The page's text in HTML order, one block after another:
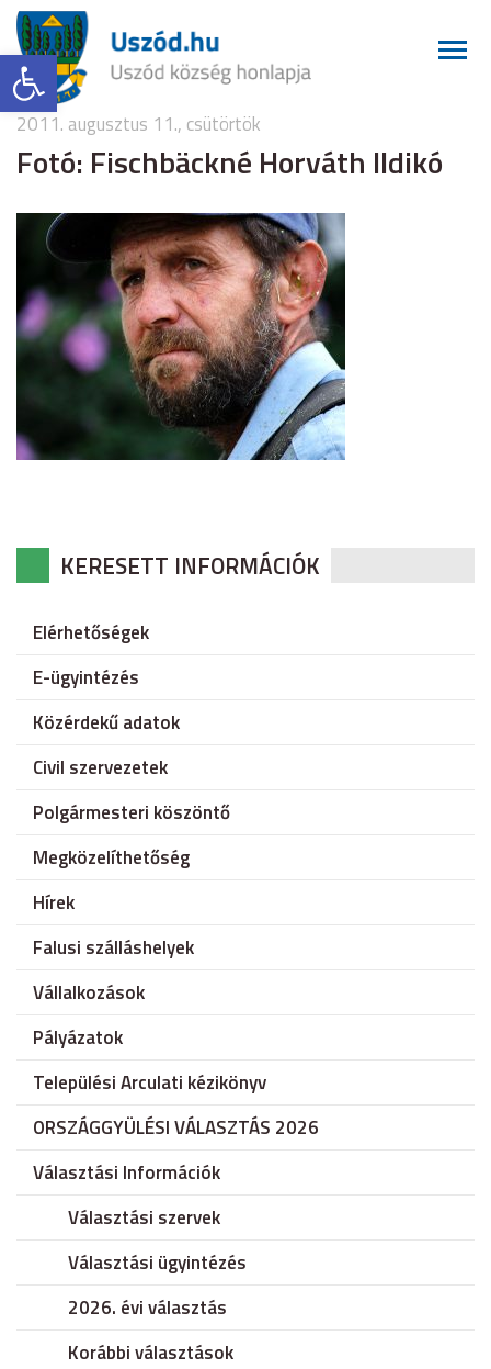
Eszköztár megnyitása
2011. augusztus 11., csütörtök
Fotó: Fischbäckné Horváth Ildikó
KERESETT INFORMÁCIÓK
Elérhetőségek
E-ügyintézés
Közérdekű adatok
Civil szervezetek
Polgármesteri köszöntő
Megközelíthetőség
Hírek
Falusi szálláshelyek
Vállalkozások
Pályázatok
Települési Arculati kézikönyv
ORSZÁGGYÜLÉSI VÁLASZTÁS 2026
Választási Információk
Választási szervek
Választási ügyintézés
2026. évi választás
Korábbi választások